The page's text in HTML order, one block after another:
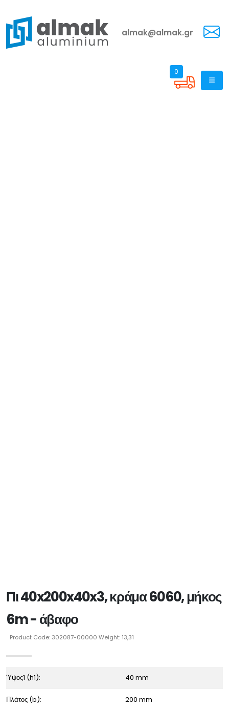
almak@almak.gr
0
Πι 40x200x40x3, κράμα 6060, μήκος
6m - άβαφο
Product Code: 302087-00000 Weight: 13,31
Ύψος1 (h1): 40 mm
Πλάτος (b): 200 mm